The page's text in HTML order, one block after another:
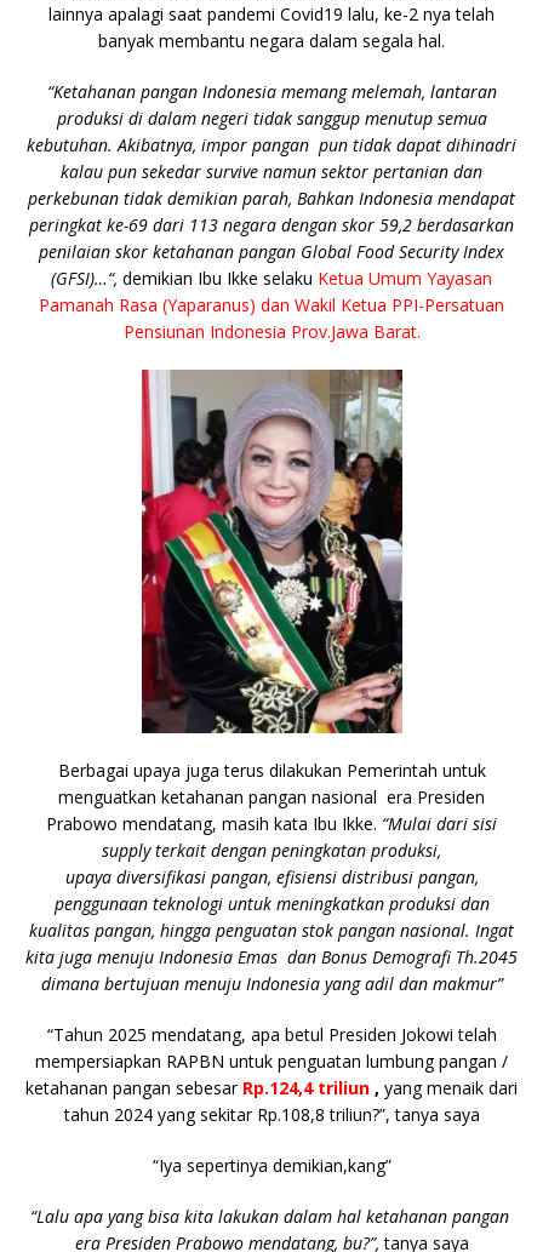
lainnya apalagi saat pandemi Covid19 lalu, ke-2 nya telah
banyak membantu negara dalam segala hal.
“Ketahanan pangan Indonesia memang melemah, lantaran
produksi di dalam negeri tidak sanggup menutup semua
kebutuhan. Akibatnya, impor pangan pun tidak dapat dihinadri
kalau pun sekedar survive namun sektor pertanian dan
perkebunan tidak demikian parah, Bahkan Indonesia mendapat
peringkat ke-69 dari 113 negara dengan skor 59,2 berdasarkan
penilaian skor ketahanan pangan Global Food Security Index
(GFSI)…“, demikian Ibu Ikke selaku Ketua Umum Yayasan
Pamanah Rasa (Yaparanus) dan Wakil Ketua PPI-Persatuan
Pensiunan Indonesia Prov.Jawa Barat.
Berbagai upaya juga terus dilakukan Pemerintah untuk
menguatkan ketahanan pangan nasional era Presiden
Prabowo mendatang, masih kata Ibu Ikke. “Mulai dari sisi
supply terkait dengan peningkatan produksi,
upaya diversifikasi pangan, efisiensi distribusi pangan,
penggunaan teknologi untuk meningkatkan produksi dan
kualitas pangan, hingga penguatan stok pangan nasional. Ingat
kita juga menuju Indonesia Emas dan Bonus Demografi Th.2045
dimana bertujuan menuju Indonesia yang adil dan makmur”
“Tahun 2025 mendatang, apa betul Presiden Jokowi telah
mempersiapkan RAPBN untuk penguatan lumbung pangan /
ketahanan pangan sebesar Rp.124,4 triliun , yang menaik dari
tahun 2024 yang sekitar Rp.108,8 triliun?”, tanya saya
“Iya sepertinya demikian,kang”
“Lalu apa yang bisa kita lakukan dalam hal ketahanan pangan
era Presiden Prabowo mendatang, bu?”, tanya saya